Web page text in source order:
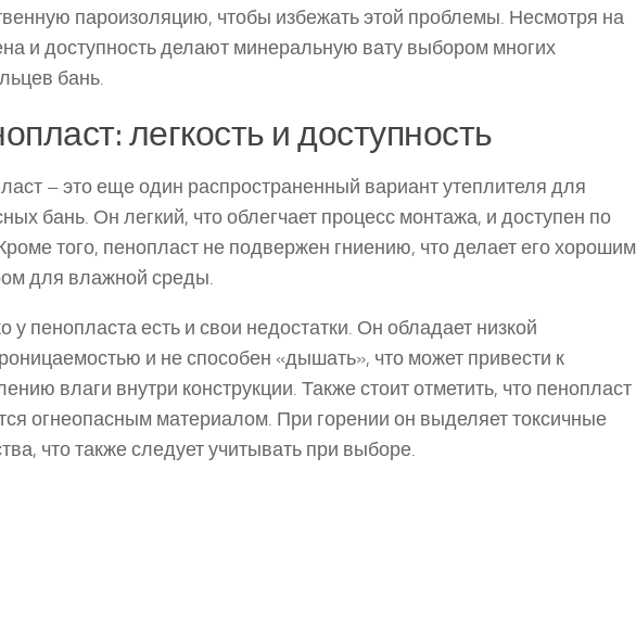
пароизоляцию, чтобы избежать этой проблемы. Несмотря на
и доступность делают минеральную вату выбором многих
бань.
легкость и доступность
– это еще один распространенный вариант утеплителя для
бань. Он легкий, что облегчает процесс монтажа, и доступен по
того, пенопласт не подвержен гниению, что делает его хорошим
для влажной среды.
у пенопласта есть и свои недостатки. Он обладает низкой
и не способен «дышать», что может привести к
влаги внутри конструкции. Также стоит отметить, что пенопласт
огнеопасным материалом. При горении он выделяет токсичные
что также следует учитывать при выборе.